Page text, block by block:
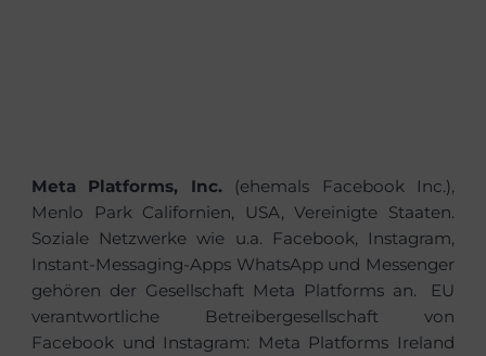
Meta Platforms, Inc.(ehemals Facebook Inc.),
Menlo Park Californien, USA, Vereinigte Staaten.
Soziale Netzwerke wie u.a. Facebook, Instagram,
Instant-Messaging-Apps WhatsApp und Messenger
gehören der Gesellschaft Meta Platforms an.
EU
verantwortliche Betreibergesellschaft von
Facebook und Instagram: Meta Platforms Ireland